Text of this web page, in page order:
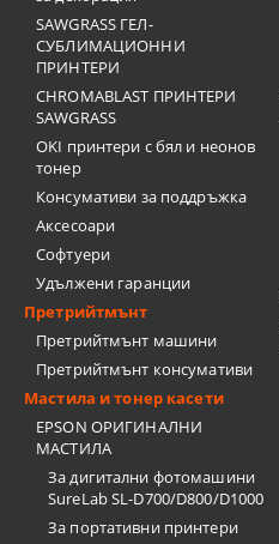
SAWGRASS ГЕЛ-
СУБЛИМАЦИОННИ
ПРИНТЕРИ
CHROMABLAST ПРИНТЕРИ
SAWGRASS
OKI принтери с бял и неонов
тонер
Консумативи за поддръжка
Аксесоари
Софтуери
Удължени гаранции
Претрийтмънт
Претрийтмънт машини
Претрийтмънт консумативи
Мастила и тонер касети
EPSON ОРИГИНАЛНИ
МАСТИЛА
За дигитални фотомашини
SureLab SL-D700/D800/D1000
За портативни принтери